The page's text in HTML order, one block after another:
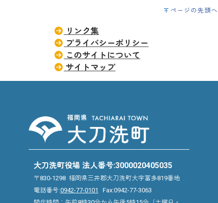
ページの先頭へ
リンク集
プライバシーポリシー
このサイトについて
サイトマップ
大刀洗町役場 法人番号:3000020405035
〒830-1298 福岡県三井郡大刀洗町大字冨多819番地
電話番号:0942-77-0101
Fax:0942-77-3063